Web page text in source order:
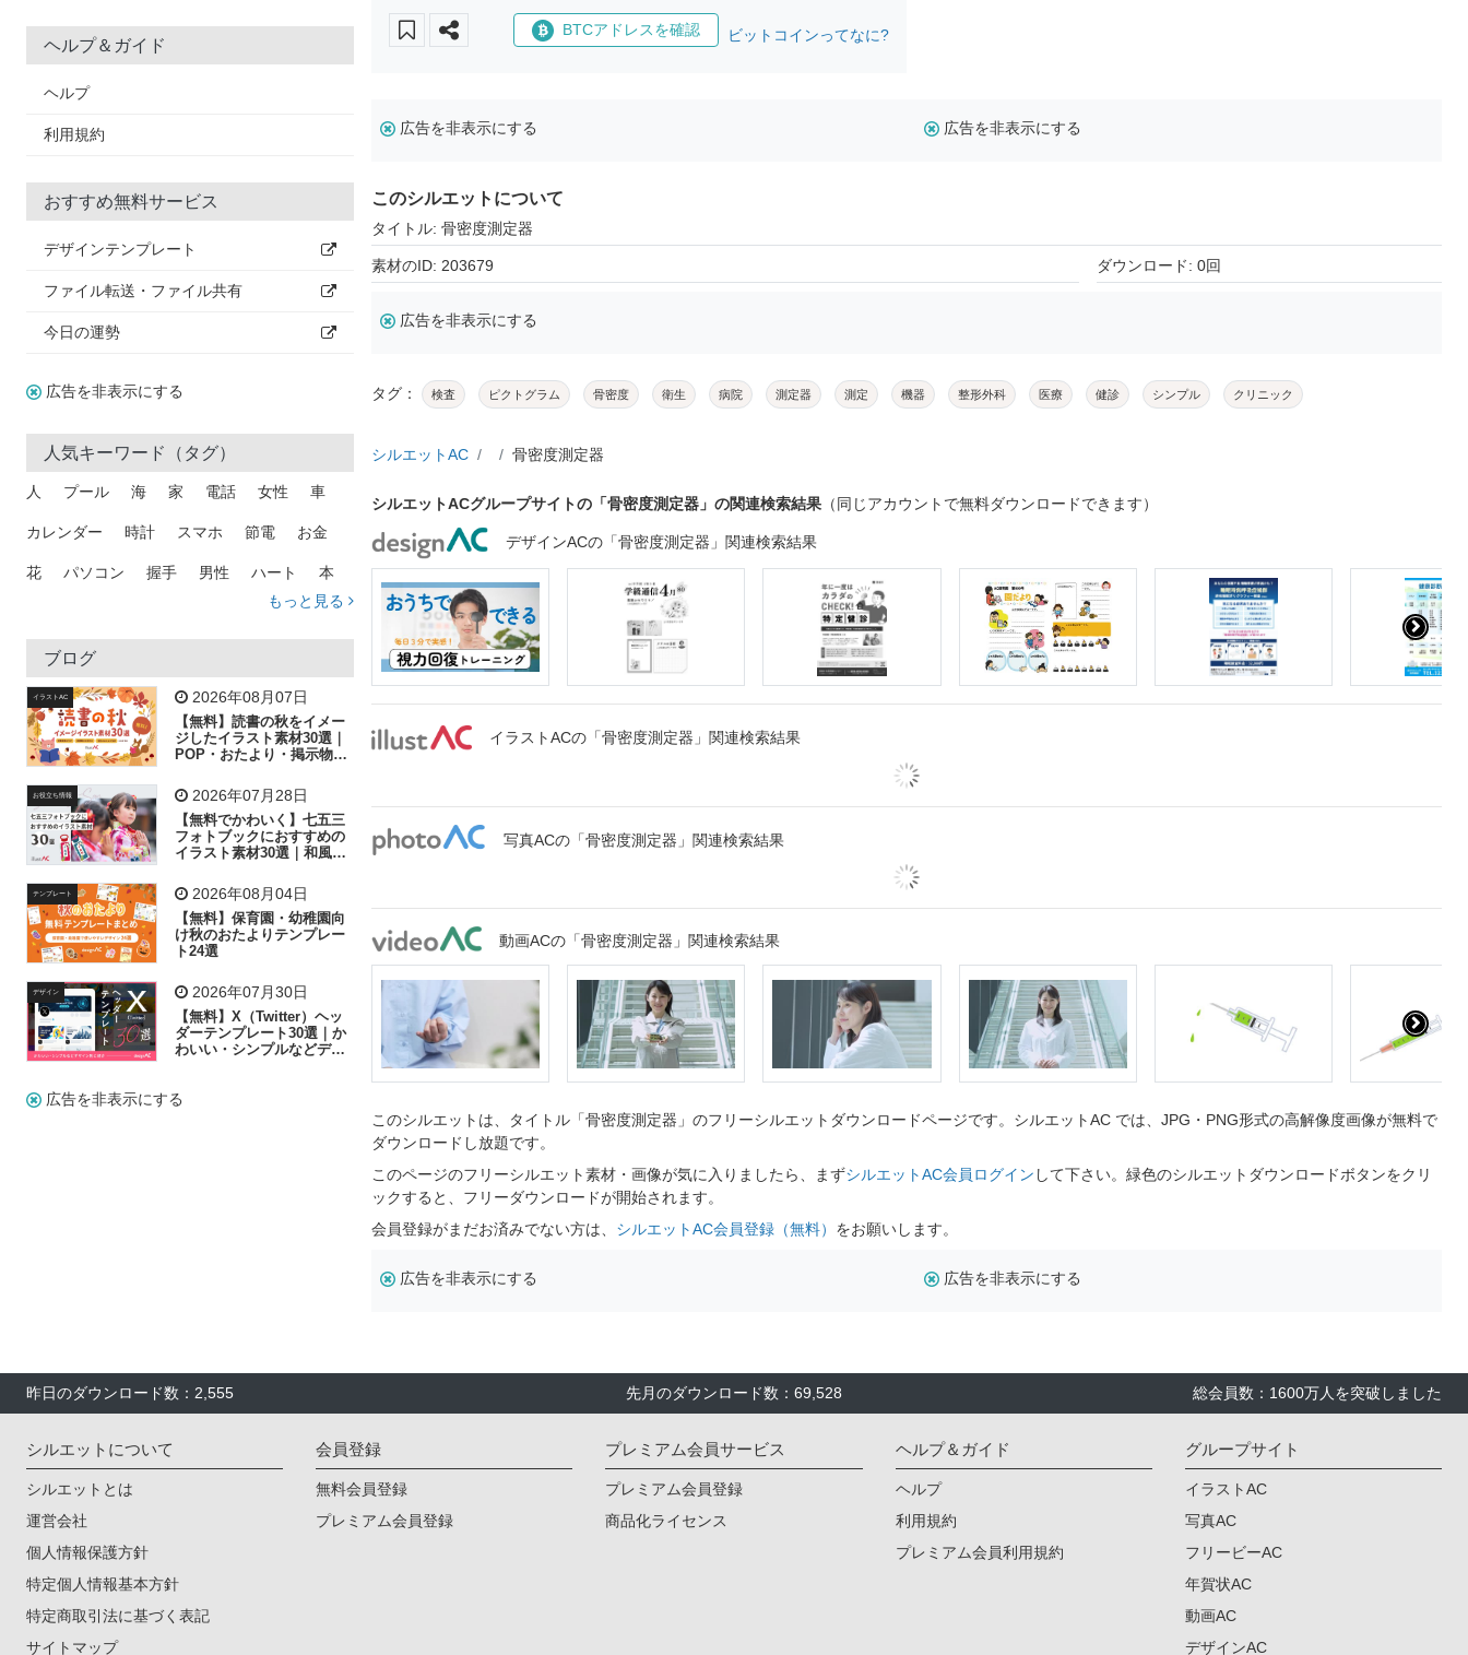
ヘルプ＆ガイド
ヘルプ
利用規約
おすすめ無料サービス
デザインテンプレート
ファイル転送・ファイル共有
今日の運勢
広告を非表示にする
人気キーワード（タグ）
人 プール 海 家 電話 女性 車
カレンダー 時計 スマホ 節電 お金
花 パソコン 握手 男性 ハート 本
トラック 木
吹き出し
飛行機 グラフ ビル 魚 家族 書類
歩く 工場 会社 太陽 キラキラ
子供 作業員 葉 相談 ピクトグラム
もっと見る
ブログ
イラストAC 2026年08月07日
【無料】読書の秋をイメー
ジしたイラスト素材30選｜
POP・おたより・掲示物に
お役立ち情報 2026年07月28日
【無料でかわいく】七五三
フォトブックにおすすめの
イラスト素材30選｜和風の
テンプレート 2026年08月04日
【無料】保育園・幼稚園向
け秋のおたよりテンプレー
ト24選
デザイン 2026年07月30日
【無料】X（Twitter）ヘッ
ダーテンプレート30選｜か
わいい・シンプルなどデザ
広告を非表示にする
BTCアドレスを確認 ビットコインってなに?
広告を非表示にする 広告を非表示にする
このシルエットについて
タイトル: 骨密度測定器
素材のID: 203679 ダウンロード: 0回
広告を非表示にする
タグ： 検査 ピクトグラム 骨密度 衛生 病院 測定器 測定 機器 整形外科 医療 健診 シンプル クリニック
シルエットAC 骨密度測定器
シルエットACグループサイトの「骨密度測定器」の関連検索結果 （同じアカウントで無料ダウンロードできます）
デザインACの「骨密度測定器」関連検索結果
イラストACの「骨密度測定器」関連検索結果
写真ACの「骨密度測定器」関連検索結果
動画ACの「骨密度測定器」関連検索結果
このシルエットは、タイトル「骨密度測定器」のフリーシルエットダウンロードページです。シルエットAC では、JPG・PNG形式の高解像度画像が無料で
ダウンロードし放題です。
このページのフリーシルエット素材・画像が気に入りましたら、まずシルエットAC会員ログイン して下さい。緑色のシルエットダウンロードボタンをクリ
ックすると、フリーダウンロードが開始されます。
会員登録がまだお済みでない方は、 シルエットAC会員登録（無料） をお願いします。
広告を非表示にする 広告を非表示にする
昨日のダウンロード数：2,555 先月のダウンロード数：69,528 総会員数：1600万人を突破しました
シルエットについて
シルエットとは
運営会社
個人情報保護方針
特定個人情報基本方針
特定商取引法に基づく表記
サイトマップ
会員登録
無料会員登録
プレミアム会員登録
プレミアム会員サービス
プレミアム会員登録
商品化ライセンス
ヘルプ＆ガイド
ヘルプ
利用規約
プレミアム会員利用規約
グループサイト
イラストAC
写真AC
フリービーAC
年賀状AC
動画AC
デザインAC